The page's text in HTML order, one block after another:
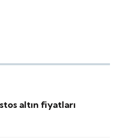
altın fiyatları